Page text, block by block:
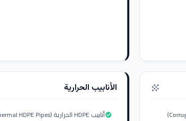
grain الأنابيب الحرارية
أنابيب HDPE الحرارية (Geothermal HDPE Pipes)check_circle